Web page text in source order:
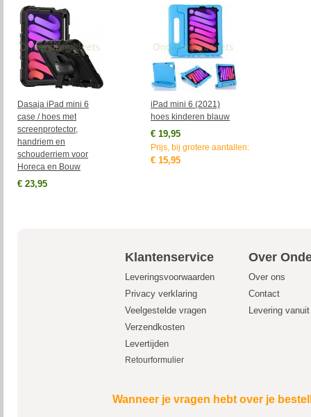
Dasaja iPad mini 6
case / hoes met
screenprotector,
handriem en
schouderriem voor
Horeca en Bouw
€ 23,95
iPad mini 6 (2021)
hoes kinderen blauw
€ 19,95
Prijs, bij grotere aantallen:
€ 15,95
Klantenservice Over
Leveringsvoorwaarden
Over ons
Privacy verklaring
Contact
Veelgestelde vragen
Levering
Verzendkosten
Levertijden
Retourformulier
Wanneer je vragen hebt over je